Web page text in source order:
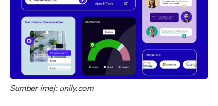
Sumber imej: unily.com